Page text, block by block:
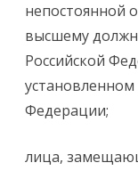
непостоянной
высшему
Российской
установленном
Федерации;
лица,